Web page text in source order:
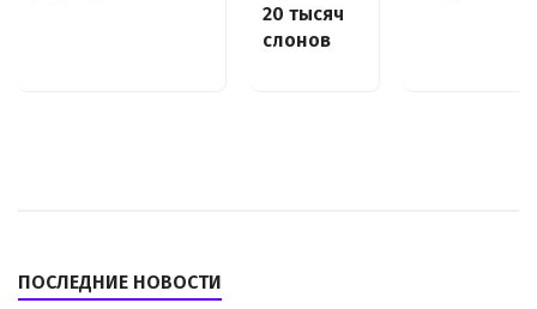
20 тысяч
слонов
ПОСЛЕДНИЕ НОВОСТИ